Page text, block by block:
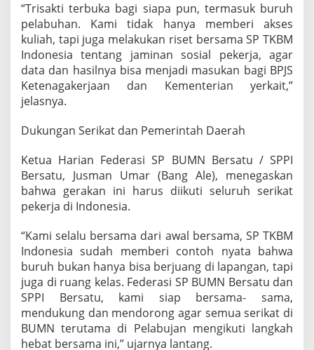
“Trisakti terbuka bagi siapa pun, termasuk buruh
pelabuhan. Kami tidak hanya memberi akses
kuliah, tapi juga melakukan riset bersama SP TKBM
Indonesia tentang jaminan sosial pekerja, agar
data dan hasilnya bisa menjadi masukan bagi BPJS
Ketenagakerjaan dan Kementerian yerkait,”
jelasnya.
Dukungan Serikat dan Pemerintah Daerah
Ketua Harian Federasi SP BUMN Bersatu / SPPI
Bersatu, Jusman Umar (Bang Ale), menegaskan
bahwa gerakan ini harus diikuti seluruh serikat
pekerja di Indonesia.
“Kami selalu bersama dari awal bersama, SP TKBM
Indonesia sudah memberi contoh nyata bahwa
buruh bukan hanya bisa berjuang di lapangan, tapi
juga di ruang kelas. Federasi SP BUMN Bersatu dan
SPPI Bersatu, kami siap bersama- sama,
mendukung dan mendorong agar semua serikat di
BUMN terutama di Pelabujan mengikuti langkah
hebat bersama ini,” ujarnya lantang.